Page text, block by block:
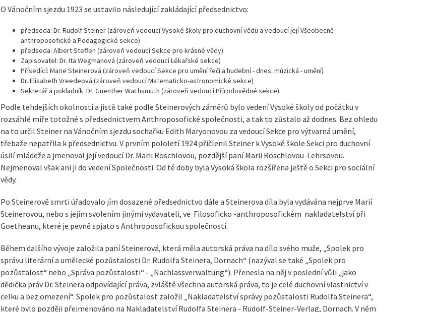
O Vánočním sjezdu 1923 se ustavilo následující zakládající předsednictvo:
předseda: Dr. Rudolf Steiner (zároveň vedoucí Vysoké školy pro duchovní vědu a vedoucí její Všeobecně
anthroposofické a Pedagogické sekce)
předseda: Albert Steffen (zároveň vedoucí Sekce pro krásné vědy)
Zapisovatel: Dr. Ita Wegmanová (zároveň vedoucí Lékařské sekce)
Přísedící: Marie Steinerová (zároveň vedoucí Sekce pro umění řeči a hudební - dnes: múzická - umění)
Dr. Elisabeth Vreedeová (zároveň vedoucí Matematicko-astronomické sekce)
Sekretář a pokladník: Dr. Guenther Wachsmuth (zároveň vedoucí Přírodovědné sekce).
Podle tehdejších okolností a jistě také podle Steinerových záměrů bylo vedení Vysoké školy od počátku v
rozsáhlé míře totožné s předsednictvem Anthroposofické společnosti, a tak to zůstalo až dodnes. Bez ohledu
na to určil Steiner na Vánočním sjezdu sochařku Edith Maryonovou za vedoucí Sekce pro výtvarná umění,
třebaže nepatřila k předsednictvu. V prvním pololetí 1924 přičlenil Steiner k Vysoké škole Sekci pro duchovní
úsilí mládeže a jmenoval její vedoucí Dr. Marii Röschlovou, pozdější paní Marii Röschlovou-Lehrsovou.
Nejmenoval však ani ji do vedení Společnosti. Od té doby byla Vysoká škola rozšířena ještě o Sekci pro sociální
vědy.
Po Steinerově smrti úřadovalo jím dosazené předsednictvo dále a Steinerova díla byla vydávána nejprve Marií
Steinerovou, nebo s jejím svolením jinými vydavateli, ve Filosoficko -anthroposofickém nakladatelství při
Goetheanu, které je pevně spjato s Anthroposofickou společností.
Během dalšího vývoje založila paní Steinerová, která měla autorská práva na dílo svého muže, „Spolek pro
správu literární a umělecké pozůstalosti Dr. Rudolfa Steinera, Dornach“ (nazýval se také „Spolek pro
pozůstalost“ nebo „Správa pozůstalosti“ - „Nachlassverwaltung“). Přenesla na něj v poslední vůli „jako
dědička práv Dr. Steinera odpovídající práva, zvláště všechna autorská práva, to je celé duchovní vlastnictví v
celku a bez omezení“. Spolek pro pozůstalost založil „Nakladatelství správy pozůstalosti Rudolfa Steinera“,
které bylo později přejmenováno na Nakladatelství Rudolfa Steinera - Rudolf-Steiner-Verlag, Dornach. V něm